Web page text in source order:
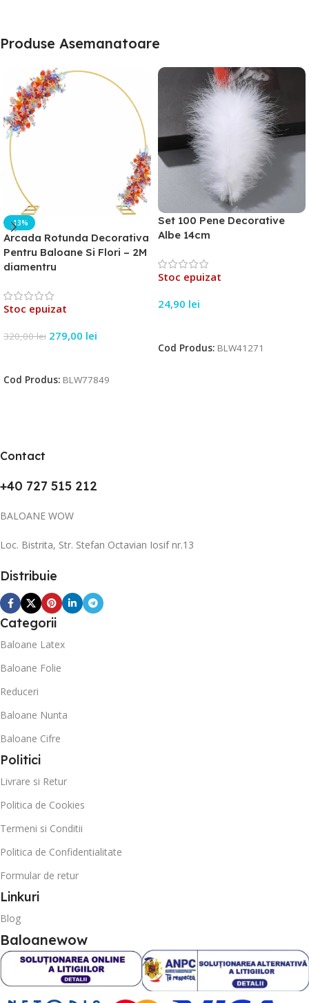
Produse Asemanatoare
-13%
Arcada Rotunda Decorativa
Pentru Baloane Si Flori – 2M
diamentru
Stoc epuizat
320,00lei 279,00 lei
Cod Produs: BLW77849
Set 100 Pene Decorative
Albe 14cm
Stoc epuizat
24,90 lei
Cod Produs: BLW41271
Contact
+40 727 515 212
BALOANE WOW
Loc. Bistrita, Str. Stefan Octavian Iosif nr.13
Distribuie
Categorii
Baloane Latex
Baloane Folie
Reduceri
Baloane Nunta
Baloane Cifre
Politici
Livrare si Retur
Politica de Cookies
Termeni si Conditii
Politica de Confidentialitate
Formular de retur
Linkuri
Blog
Baloanewow